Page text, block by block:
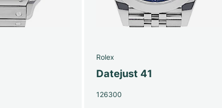
Rolex
Datejust 41
126300